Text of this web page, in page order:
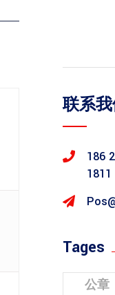
联系
186
Tages
公章